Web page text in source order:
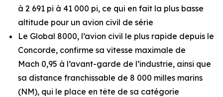
à 2 691 pi à 41 000 pi, ce qui en fait la plus basse
altitude pour un avion civil de série
Le Global 8000, l’avion civil le plus rapide depuis le
Concorde, confirme sa vitesse maximale de
Mach 0,95 à l’avant-garde de l’industrie, ainsi que
sa distance franchissable de 8 000 milles marins
(NM), qui le place en tête de sa catégorie